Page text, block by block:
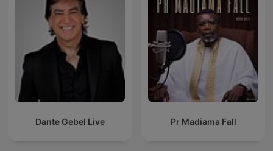
Dante Gebel Live Pr Madiama Fall